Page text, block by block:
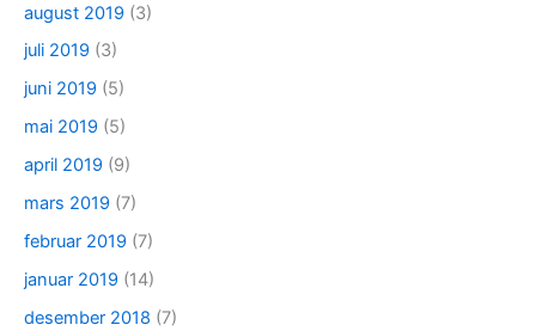
august 2019 (3)
juli 2019 (3)
juni 2019 (5)
mai 2019 (5)
april 2019 (9)
mars 2019 (7)
februar 2019 (7)
januar 2019 (14)
desember 2018 (7)